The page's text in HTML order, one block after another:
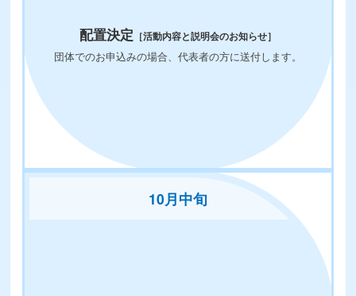
配置決定 ［活動内容と説明会のお知らせ］
団体でのお申込みの場合、代表者の方に送付します。
10月中旬